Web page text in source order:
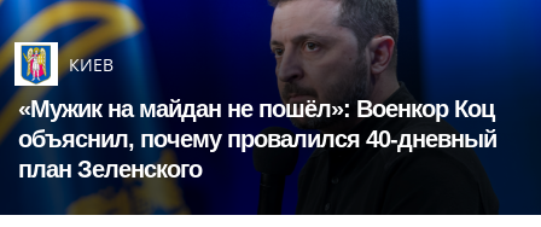
КИЕВ
«Мужик на майдан не пошёл»: Военкор Коц
объяснил, почему провалился 40-дневный
план Зеленского